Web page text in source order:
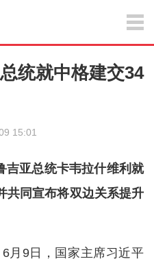
统就中格建交34
15:01
吉亚总统卡韦拉什维利就
共同宣布将双边关系提升
月9日，国家主席习近平